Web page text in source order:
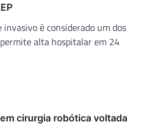
é considerado um dos
alta hospitalar em 24
cirurgia robótica voltada